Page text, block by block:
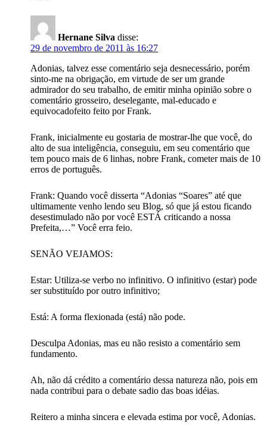
Hernane Silva disse:
29 de novembro de 2011 às 16:27
Adonias, talvez esse comentário seja desnecessário, porém
sinto-me na obrigação, em virtude de ser um grande
admirador do seu trabalho, de emitir minha opinião sobre o
comentário grosseiro, deselegante, mal-educado e
equivocadofeito feito por Frank.
Frank, inicialmente eu gostaria de mostrar-lhe que você, do
alto de sua inteligência, conseguiu, em seu comentário que
tem pouco mais de 6 linhas, nobre Frank, cometer mais de 10
erros de português.
Frank: Quando você disserta “Adonias “Soares” até que
ultimamente venho lendo seu Blog, só que já estou ficando
desestimulado não por você ESTÁ criticando a nossa
Prefeita,…” Você erra feio.
SENÃO VEJAMOS:
Estar: Utiliza-se verbo no infinitivo. O infinitivo (estar) pode
ser substituído por outro infinitivo;
Está: A forma flexionada (está) não pode.
Desculpa Adonias, mas eu não resisto a comentário sem
fundamento.
Ah, não dá crédito a comentário dessa natureza não, pois em
nada contribui para o debate sadio das boas idéias.
Reitero a minha sincera e elevada estima por você, Adonias.